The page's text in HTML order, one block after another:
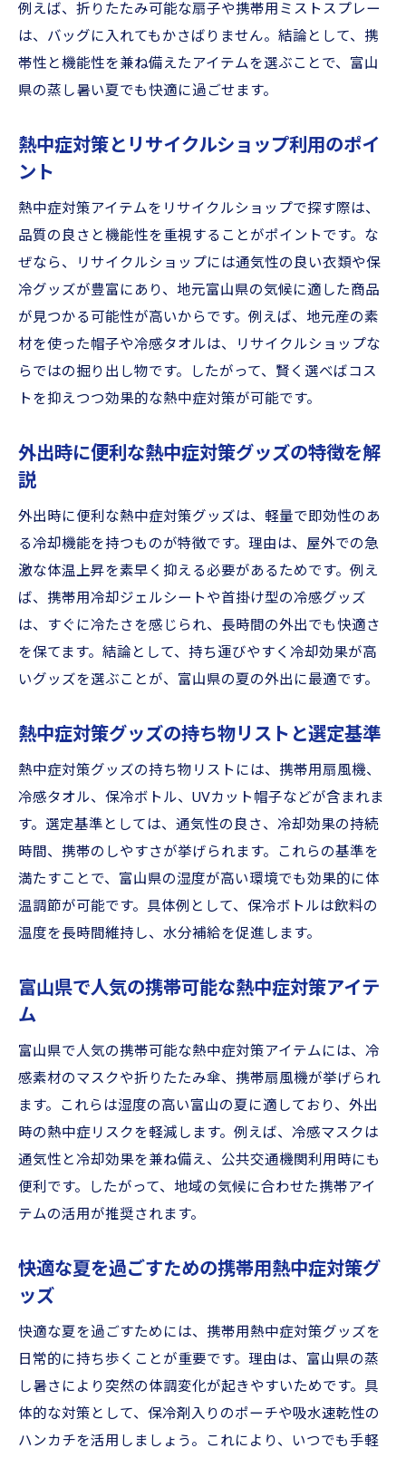
例えば、折りたたみ可能な扇子や携帯用ミストスプレー
は、バッグに入れてもかさばりません。結論として、携
帯性と機能性を兼ね備えたアイテムを選ぶことで、富山
県の蒸し暑い夏でも快適に過ごせます。
熱中症対策とリサイクルショップ利用のポイ
ント
熱中症対策アイテムをリサイクルショップで探す際は、
品質の良さと機能性を重視することがポイントです。な
ぜなら、リサイクルショップには通気性の良い衣類や保
冷グッズが豊富にあり、地元富山県の気候に適した商品
が見つかる可能性が高いからです。例えば、地元産の素
材を使った帽子や冷感タオルは、リサイクルショップな
らではの掘り出し物です。したがって、賢く選べばコス
トを抑えつつ効果的な熱中症対策が可能です。
外出時に便利な熱中症対策グッズの特徴を解
説
外出時に便利な熱中症対策グッズは、軽量で即効性のあ
る冷却機能を持つものが特徴です。理由は、屋外での急
激な体温上昇を素早く抑える必要があるためです。例え
ば、携帯用冷却ジェルシートや首掛け型の冷感グッズ
は、すぐに冷たさを感じられ、長時間の外出でも快適さ
を保てます。結論として、持ち運びやすく冷却効果が高
いグッズを選ぶことが、富山県の夏の外出に最適です。
熱中症対策グッズの持ち物リストと選定基準
熱中症対策グッズの持ち物リストには、携帯用扇風機、
冷感タオル、保冷ボトル、UVカット帽子などが含まれま
す。選定基準としては、通気性の良さ、冷却効果の持続
時間、携帯のしやすさが挙げられます。これらの基準を
満たすことで、富山県の湿度が高い環境でも効果的に体
温調節が可能です。具体例として、保冷ボトルは飲料の
温度を長時間維持し、水分補給を促進します。
富山県で人気の携帯可能な熱中症対策アイテ
ム
富山県で人気の携帯可能な熱中症対策アイテムには、冷
感素材のマスクや折りたたみ傘、携帯扇風機が挙げられ
ます。これらは湿度の高い富山の夏に適しており、外出
時の熱中症リスクを軽減します。例えば、冷感マスクは
通気性と冷却効果を兼ね備え、公共交通機関利用時にも
便利です。したがって、地域の気候に合わせた携帯アイ
テムの活用が推奨されます。
快適な夏を過ごすための携帯用熱中症対策グ
ッズ
快適な夏を過ごすためには、携帯用熱中症対策グッズを
日常的に持ち歩くことが重要です。理由は、富山県の蒸
し暑さにより突然の体調変化が起きやすいためです。具
体的な対策として、保冷剤入りのポーチや吸水速乾性の
ハンカチを活用しましょう。これにより、いつでも手軽